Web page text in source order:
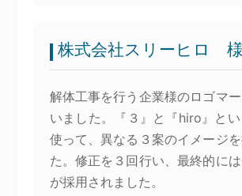
株式会社スリーヒロ 様
解体工事を行う企業様のロゴマ
いました。『３』と『hiro』と
使って、異なる３案のイメージ
た。修正を３回行い、最終的に
が採用されました。